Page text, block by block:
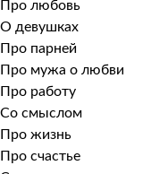
Про любовь
О девушках
Про парней
Про мужа о любви
Про работу
Со смыслом
Про жизнь
Про счастье